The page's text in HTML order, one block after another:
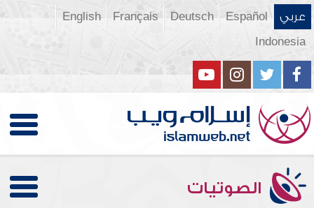
عربي Español
Deutsch
Français
English
Indonesia
الصوتيات